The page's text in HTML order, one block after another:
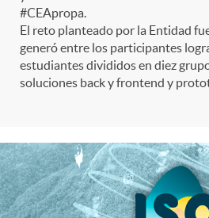
p
e
n
e
g
r
c
l
F
e
c
n
#CEApropa.
El reto planteado por la Entidad
generó entre los participantes
estudiantes divididos en diez
soluciones back y frontend y